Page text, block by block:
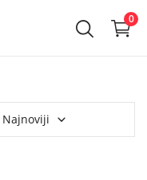
0
Najnoviji